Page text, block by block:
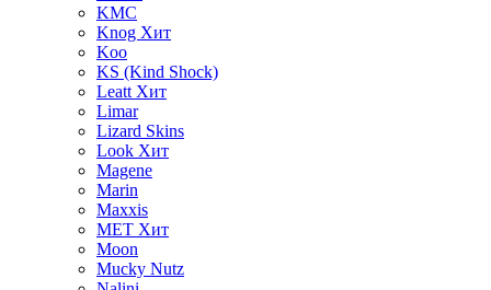
KMC
Knog Хит
Koo
KS (Kind Shock)
Leatt Хит
Limar
Lizard Skins
Look Хит
Magene
Marin
Maxxis
MET Хит
Moon
Mucky Nutz